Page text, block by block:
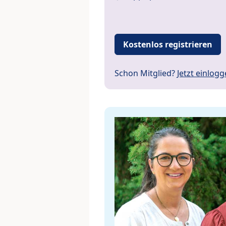
Kostenlos registrieren
Schon Mitglied? Jetzt